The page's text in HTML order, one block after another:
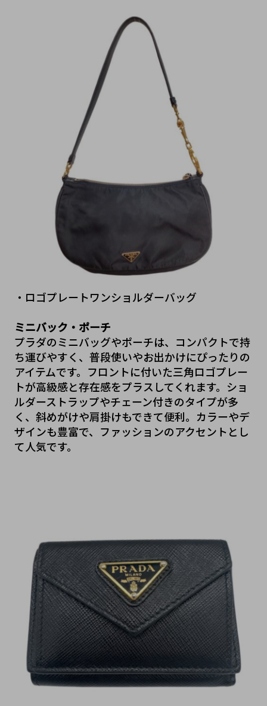
・ロゴプレートワンショルダーバッグ
ミニバック・ポーチ
プラダのミニバッグやポーチは、コンパクトで持
ち運びやすく、普段使いやお出かけにぴったりの
アイテムです。フロントに付いた三角ロゴプレー
トが高級感と存在感をプラスしてくれます。ショ
ルダーストラップやチェーン付きのタイプが多
く、斜めがけや肩掛けもできて便利。カラーやデ
ザインも豊富で、ファッションのアクセントとし
て人気です。